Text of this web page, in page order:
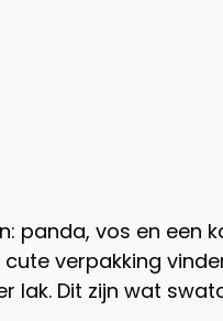
panda, vos en een
verpakking
lak. Dit zijn wat